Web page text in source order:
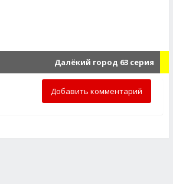
Далёкий город 63 серия
Добавить комментарий